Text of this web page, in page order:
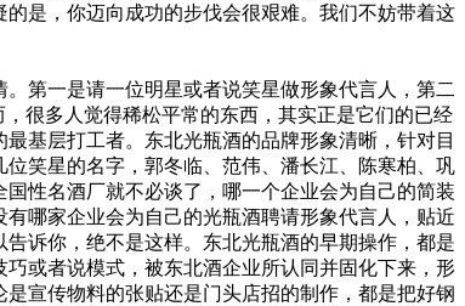
是，你迈向成功的步伐会很艰难。我们不妨带着这
第一是请一位明星或者说笑星做形象代言人，第二
很多人觉得稀松平常的东西，其实正是它们的已经
基层打工者。东北光瓶酒的品牌形象清晰，针对目
笑星的名字，郭冬临、范伟、潘长江、陈寒柏、巩
性名酒厂就不必谈了，哪一个企业会为自己的简装
哪家企业会为自己的光瓶酒聘请形象代言人，贴近
诉你，绝不是这样。东北光瓶酒的早期操作，都是
或者说模式，被东北酒企业所认同并固化下来，形
宣传物料的张贴还是门头店招的制作，都是把好钢